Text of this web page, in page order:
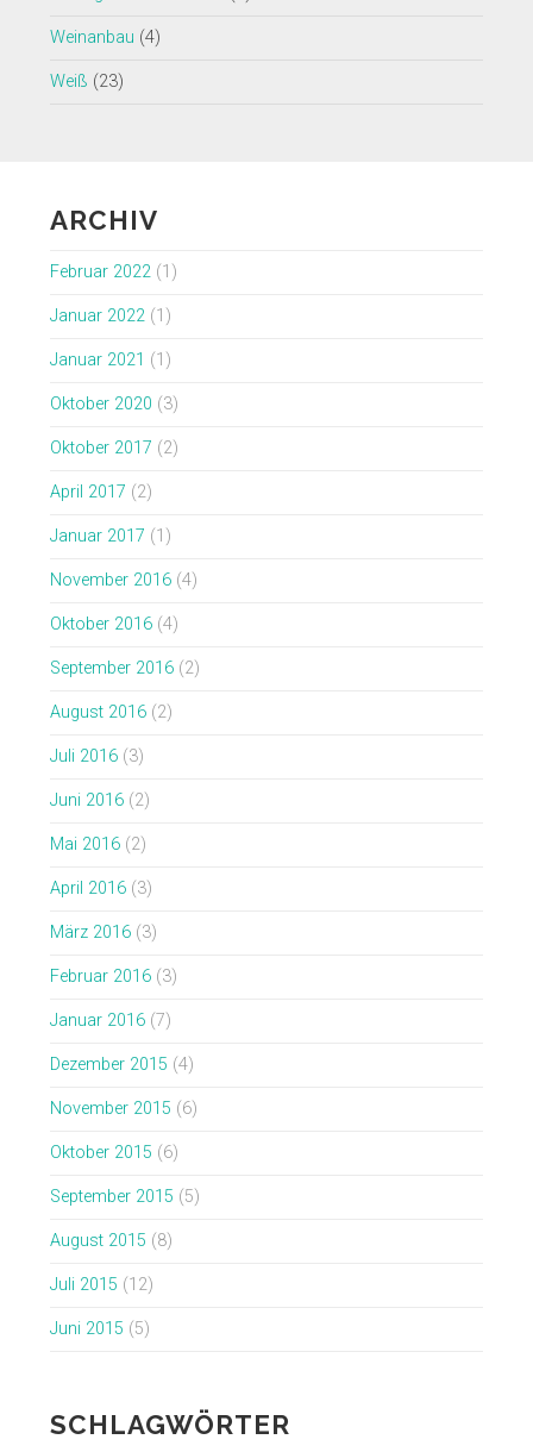
Weinanbau (4)
Weiß (23)
ARCHIV
Februar 2022(1)
Januar 2022(1)
Januar 2021 (1)
Oktober 2020 (3)
Oktober 2017 (2)
April 2017 (2)
Januar 2017 (1)
November 2016(4)
Oktober 2016(4)
September 2016(2)
August 2016(2)
Juli 2016(3)
Juni 2016(2)
Mai 2016(2)
April 2016(3)
März 2016(3)
Februar 2016(3)
Januar 2016(7)
Dezember 2015 (4)
November 2015 (6)
Oktober 2015 (6)
September 2015 (5)
August 2015 (8)
Juli 2015 (12)
Juni 2015 (5)
SCHLAGWÖRTER